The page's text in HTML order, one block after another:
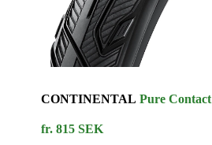
CONTINENTALPure Contact
fr. 815 SEK